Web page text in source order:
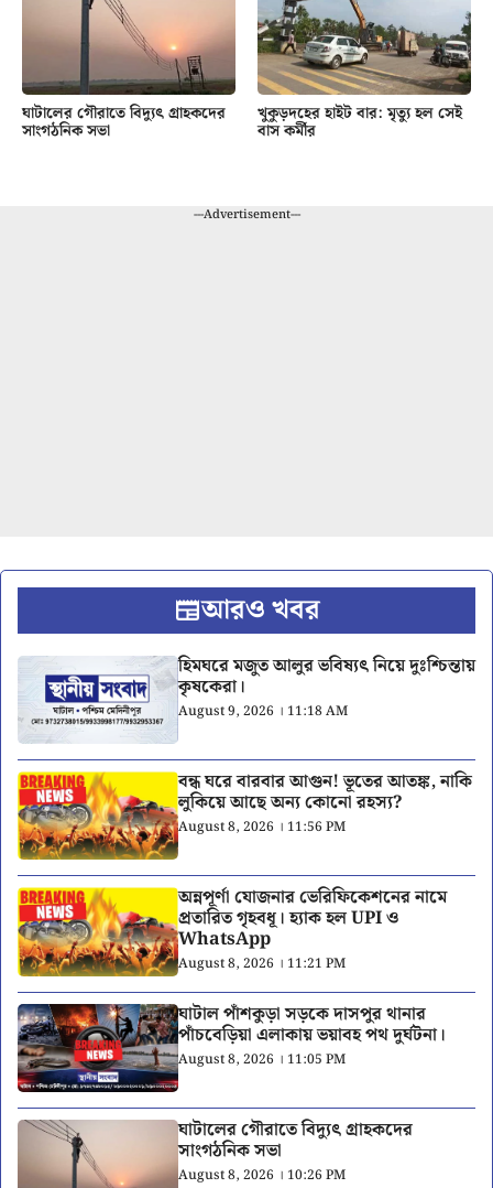
ঘাটালের গৌরাতে বিদ্যুৎ গ্রাহকদের
সাংগঠনিক সভা
খুকুড়দহের হাইট বার: মৃত্যু হল সেই
বাস কর্মীর
---Advertisement---
আরও খবর
হিমঘরে মজুত আলুর ভবিষ্যৎ নিয়ে দুঃশ্চিন্তায়
কৃষকেরা।
August 9, 2026 । 11:18 AM
বন্ধ ঘরে বারবার আগুন! ভূতের আতঙ্ক, নাকি
লুকিয়ে আছে অন্য কোনো রহস্য?
August 8, 2026 । 11:56 PM
অন্নপূর্ণা যোজনার ভেরিফিকেশনের নামে
প্রতারিত গৃহবধূ। হ্যাক হল UPI ও
WhatsApp
August 8, 2026 । 11:21 PM
ঘাটাল পাঁশকুড়া সড়কে দাসপুর থানার
পাঁচবেড়িয়া এলাকায় ভয়াবহ পথ দুর্ঘটনা।
August 8, 2026 । 11:05 PM
ঘাটালের গৌরাতে বিদ্যুৎ গ্রাহকদের
সাংগঠনিক সভা
August 8, 2026 । 10:26 PM